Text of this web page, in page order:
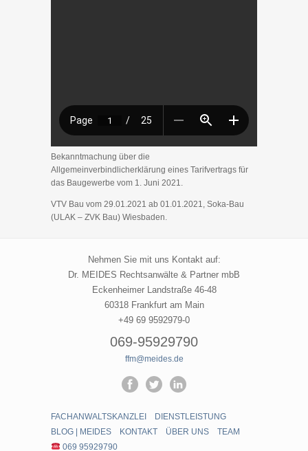
Bekanntmachung über die
Allgemeinverbindlicherklärung eines Tarifvertrags für
das Baugewerbe vom 1. Juni 2021.
VTV Bau vom 29.01.2021 ab 01.01.2021, Soka-Bau
(ULAK – ZVK Bau) Wiesbaden.
Nehmen Sie mit uns Kontakt auf:
Dr. MEIDES Rechtsanwälte & Partner mbB
Eckenheimer Landstraße 46-48
60318 Frankfurt am Main
+49 69 9592979-0
069-95929790
ffm@meides.de
FACHANWALTSKANZLEI
DIENSTLEISTUNG
BLOG | MEIDES
KONTAKT ÜBER UNS
TEAM
069 95929790